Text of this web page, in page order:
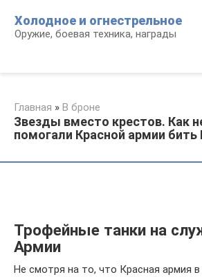
контенту
Холодное и огнестрельное
Оружие, боевая техника, награды
Главная » В броне
Звезды вместо крестов. Как
помогали Красной армии бить
Трофейные танки на
Армии
Не смотря на то, что Красная армия